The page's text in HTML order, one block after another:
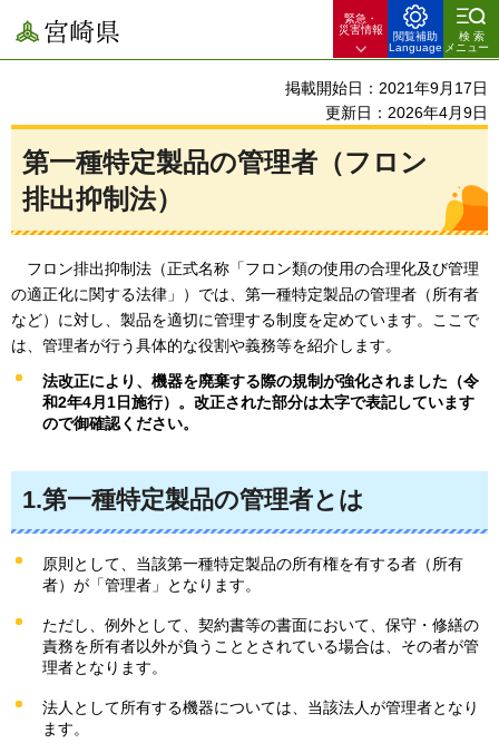
宮崎県
緊急・
災害情報
閲覧補助
Language
検索
メニュー
掲載開始日：2021年9月17日
更新日：2026年4月9日
第一種特定製品の管理者（フロン
排出抑制法）
フロン排出抑制法（正式名称「フロン類の使用の合理化及び管理
の適正化に関する法律」）では、第一種特定製品の管理者（所有者
など）に対し、製品を適切に管理する制度を定めています。ここで
は、管理者が行う具体的な役割や義務等を紹介します。
法改正により、機器を廃棄する際の規制が強化されました（令
和2年4月1日施行）。改正された部分は太字で表記しています
ので御確認ください。
1.第一種特定製品の管理者とは
原則として、当該第一種特定製品の所有権を有する者（所有
者）が「管理者」となります。
ただし、例外として、契約書等の書面において、保守・修繕の
責務を所有者以外が負うこととされている場合は、その者が管
理者となります。
法人として所有する機器については、当該法人が管理者となり
ます。